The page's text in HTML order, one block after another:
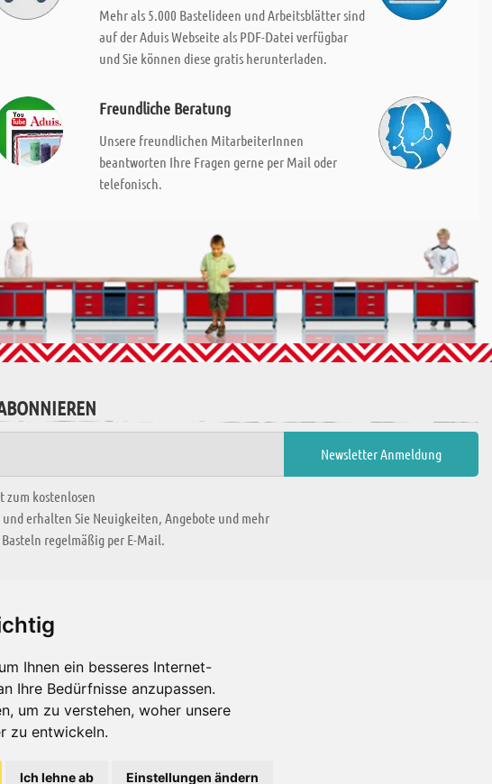
Ihnen ein besseres Internet-
Ihre Bedürfnisse anzupassen.
um zu verstehen, woher unsere
zu entwickeln.
Ich lehne ab Einstellungen ändern
Mehr als 5.000 Bastelideen und Arbeitsblätter sind
auf der Aduis Webseite als PDF-Datei verfügbar
und Sie können diese gratis herunterladen.
Freundliche Beratung
Unsere freundlichen MitarbeiterInnen
beantworten Ihre Fragen gerne per Mail oder
telefonisch.
zum kostenlosen
erhalten Sie Neuigkeiten, Angebote und mehr
regelmäßig per E-Mail.
Es gibt uns auch in